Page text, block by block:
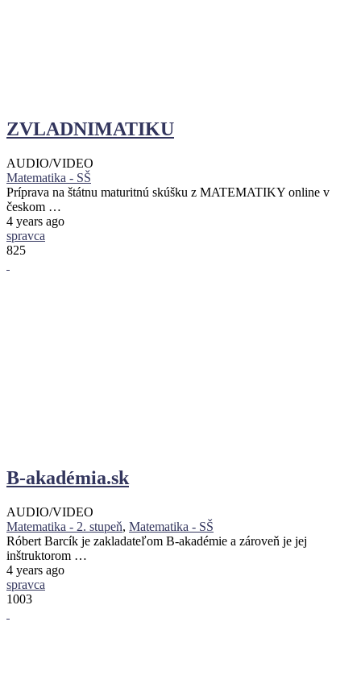
ZVLADNIMATIKU
AUDIO/VIDEO
Matematika - SŠ
Príprava na štátnu maturitnú skúšku z MATEMATIKY online v
českom …
4 years ago
spravca
825
B-akadémia.sk
AUDIO/VIDEO
Matematika - 2. stupeň, Matematika - SŠ
Róbert Barcík je zakladateľom B-akadémie a zároveň je jej
inštruktorom …
4 years ago
spravca
1003